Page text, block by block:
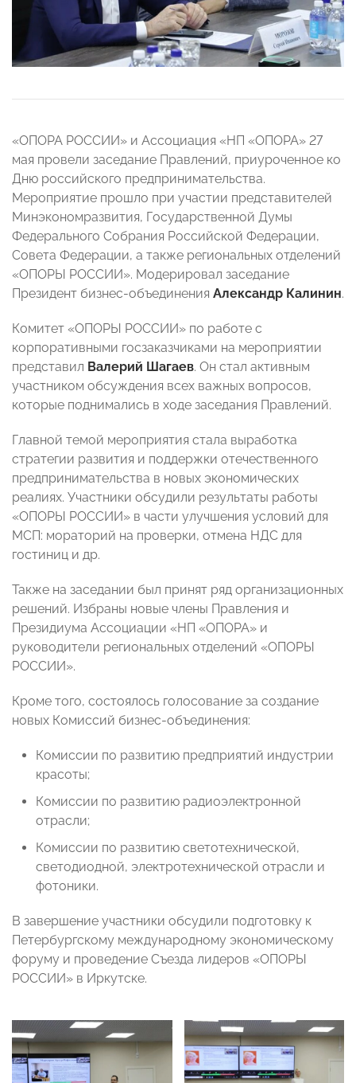
«ОПОРА РОССИИ» и Ассоциация «НП «ОПОРА» 27
мая провели заседание Правлений, приуроченное ко
Дню российского предпринимательства.
Мероприятие прошло при участии представителей
Минэкономразвития, Государственной Думы
Федерального Собрания Российской Федерации,
Совета Федерации, а также региональных отделений
«ОПОРЫ РОССИИ». Модерировал заседание
Президент бизнес-объединения Александр Калинин.
Комитет «ОПОРЫ РОССИИ» по работе с
корпоративными госзаказчиками на мероприятии
представил Валерий Шагаев. Он стал активным
участником обсуждения всех важных вопросов,
которые поднимались в ходе заседания Правлений.
Главной темой мероприятия стала выработка
стратегии развития и поддержки отечественного
предпринимательства в новых экономических
реалиях. Участники обсудили результаты работы
«ОПОРЫ РОССИИ» в части улучшения условий для
МСП: мораторий на проверки, отмена НДС для
гостиниц и др.
Также на заседании был принят ряд организационных
решений. Избраны новые члены Правления и
Президиума Ассоциации «НП «ОПОРА» и
руководители региональных отделений «ОПОРЫ
РОССИИ».
Кроме того, состоялось голосование за создание
новых Комиссий бизнес-объединения:
Комиссии по развитию предприятий индустрии
красоты;
Комиссии по развитию радиоэлектронной
отрасли;
Комиссии по развитию светотехнической,
светодиодной, электротехнической отрасли и
фотоники.
В завершение участники обсудили подготовку к
Петербургскому международному экономическому
форуму и проведение Съезда лидеров «ОПОРЫ
РОССИИ» в Иркутске.